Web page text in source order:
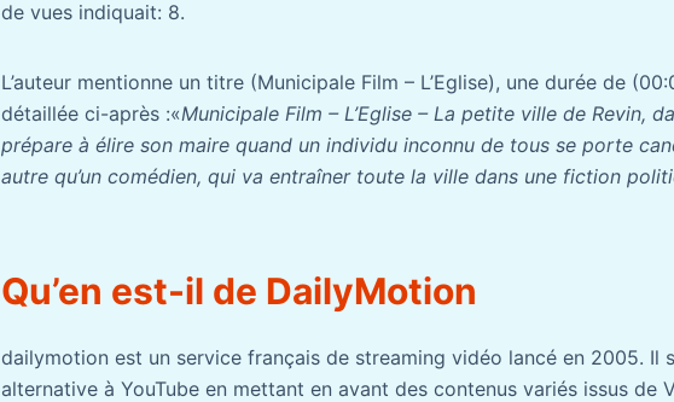
de vues indiquait: 8.
L’auteur mentionne un titre (Municipale Film – L’Eglise), une durée de
détaillée ci-après :«Municipale Film – L’Eglise – La petite ville de Revin,
prépare à élire son maire quand un individu inconnu de tous se porte
autre qu’un comédien, qui va entraîner toute la ville dans une fiction
Qu’en est-il de DailyMotion
dailymotion est un service français de streaming vidéo lancé en 2005. Il
alternative à YouTube en mettant en avant des contenus variés issus de